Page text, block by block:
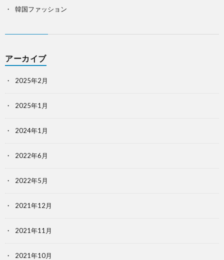
韓国ファッション
アーカイブ
2025年2月
2025年1月
2024年1月
2022年6月
2022年5月
2021年12月
2021年11月
2021年10月